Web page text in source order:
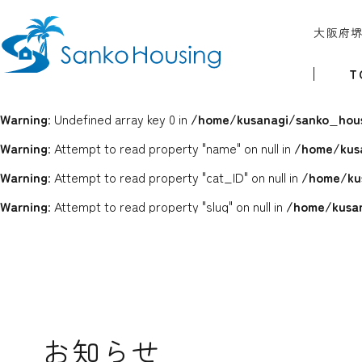
大阪府
Warning: Undefined array key 0 in /home/kusanagi/
Warning: Attempt to read property "name" on null in /home/
Warning: Attempt to read property "cat_ID" on null in /home/
Warning: Attempt to read property "slug" on null in /home/
お知らせ